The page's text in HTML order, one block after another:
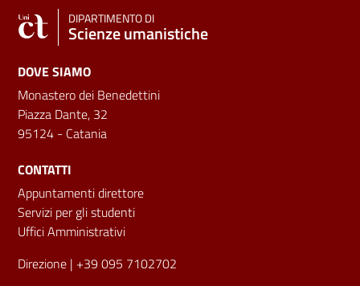
DIPARTIMENTO DI
Scienze umanistiche
DOVE SIAMO
Monastero dei Benedettini
Piazza Dante, 32
95124 - Catania
CONTATTI
Appuntamenti direttore
Servizi per gli studenti
Uffici Amministrativi
Direzione | +39 095 7102702